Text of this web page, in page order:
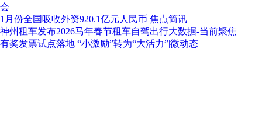
会
1月份全国吸收外资920.1亿元人民币 焦点简讯
神州租车发布2026马年春节租车自驾出行大数据-当前聚焦
有奖发票试点落地 “小激励”转为“大活力”|微动态